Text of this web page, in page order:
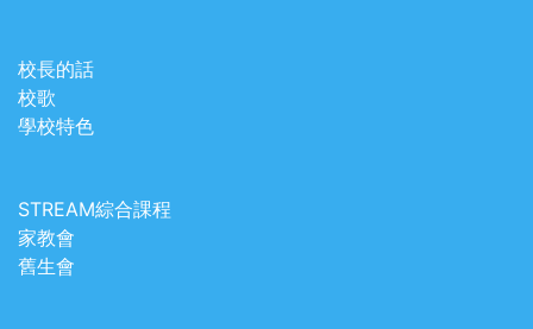
校長的話
校歌
學校特色
STREAM綜合課程
家教會
舊生會